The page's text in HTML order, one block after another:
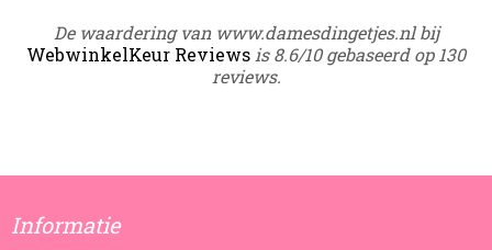
De waardering van www.damesdingetjes.nl bij
WebwinkelKeur Reviews is 8.6/10 gebaseerd op 130
reviews.
Informatie